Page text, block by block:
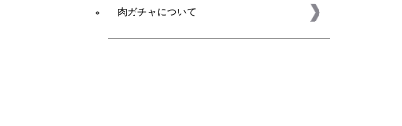
肉ガチャについて